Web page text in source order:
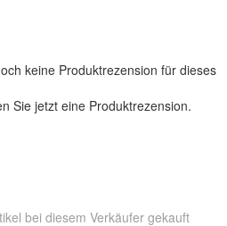
keine Produktrezension für dieses
Sie jetzt eine Produktrezension.
bei diesem Verkäufer gekauft